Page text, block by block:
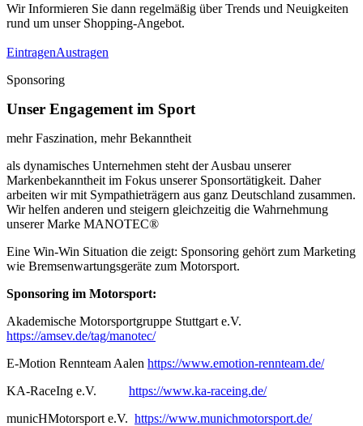
Wir Informieren Sie dann regelmäßig über Trends und Neuigkeiten
rund um unser Shopping-Angebot.
EintragenAustragen
Sponsoring
Unser Engagement im Sport
mehr Faszination, mehr Bekanntheit
als dynamisches Unternehmen steht der Ausbau unserer
Markenbekanntheit im Fokus unserer Sponsortätigkeit. Daher
arbeiten wir mit Sympathieträgern aus ganz Deutschland zusammen.
Wir helfen anderen und steigern gleichzeitig die Wahrnehmung
unserer Marke MANOTEC®
Eine Win-Win Situation die zeigt: Sponsoring gehört zum Marketing
wie Bremsenwartungsgeräte zum Motorsport.
Sponsoring im Motorsport:
Akademische Motorsportgruppe Stuttgart e.V.
https://amsev.de/tag/manotec/
E-Motion Rennteam Aalen https://www.emotion-rennteam.de/
KA-RaceIng e.V. https://www.ka-raceing.de/
municHMotorsport e.V. https://www.munichmotorsport.de/